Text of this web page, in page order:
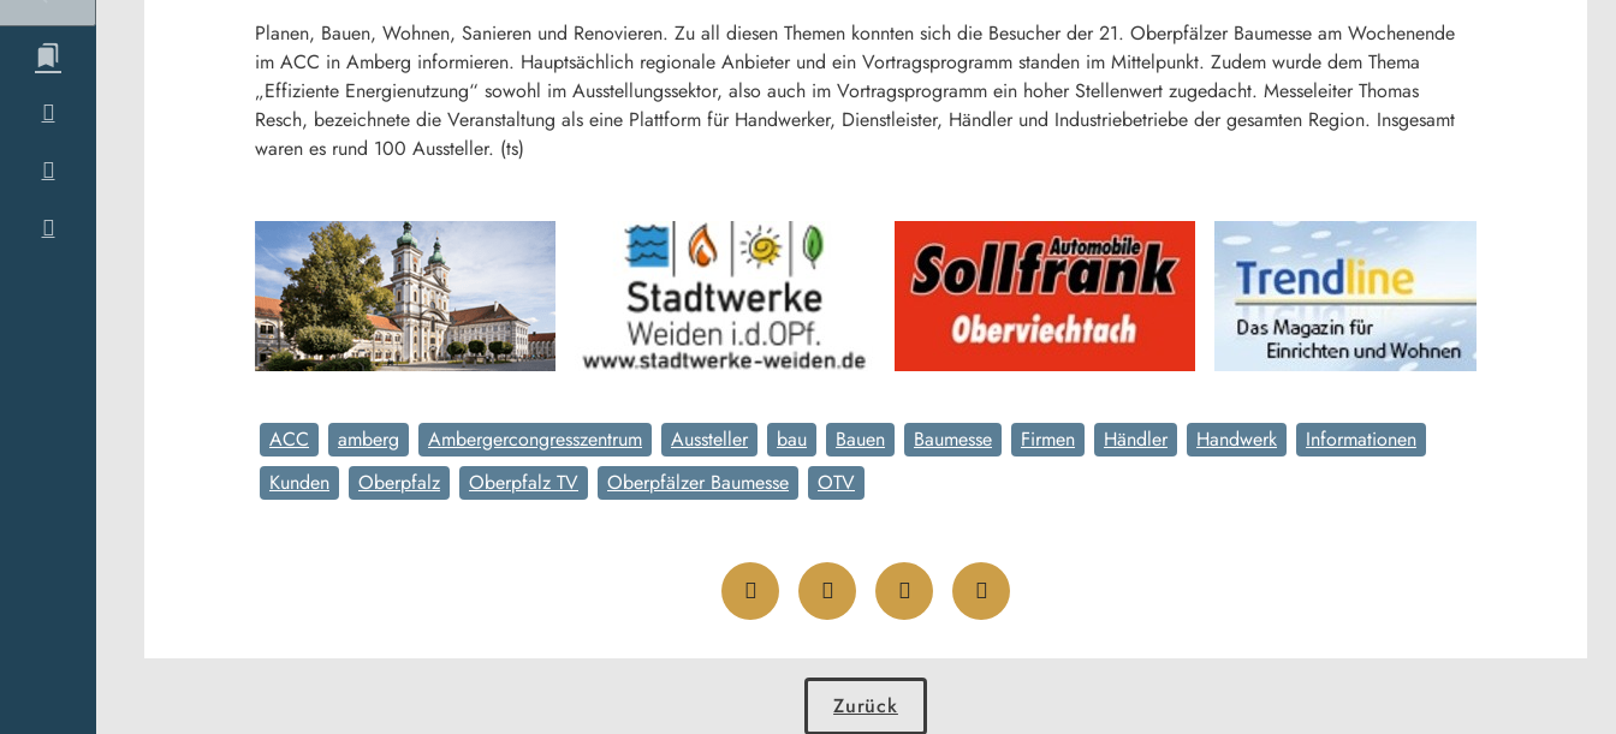
Planen, Bauen, Wohnen, Sanieren und Renovieren. Zu all diesen Themen konnten sich die Besucher der 21. Oberpfälzer Baumesse am Wochenende
im ACC in Amberg informieren. Hauptsächlich regionale Anbieter und ein Vortragsprogramm standen im Mittelpunkt. Zudem wurde dem Thema
„Effiziente Energienutzung“ sowohl im Ausstellungssektor, also auch im Vortragsprogramm ein hoher Stellenwert zugedacht. Messeleiter Thomas
Resch, bezeichnete die Veranstaltung als eine Plattform für Handwerker, Dienstleister, Händler und Industriebetriebe der gesamten Region. Insgesamt
waren es rund 100 Aussteller. (ts)
ACC amberg Ambergercongresszentrum Aussteller bau Bauen Baumesse Firmen Händler Handwerk
Informationen
Kunden
Oberpfalz Oberpfalz TV Oberpfälzer Baumesse OTV
Zurück